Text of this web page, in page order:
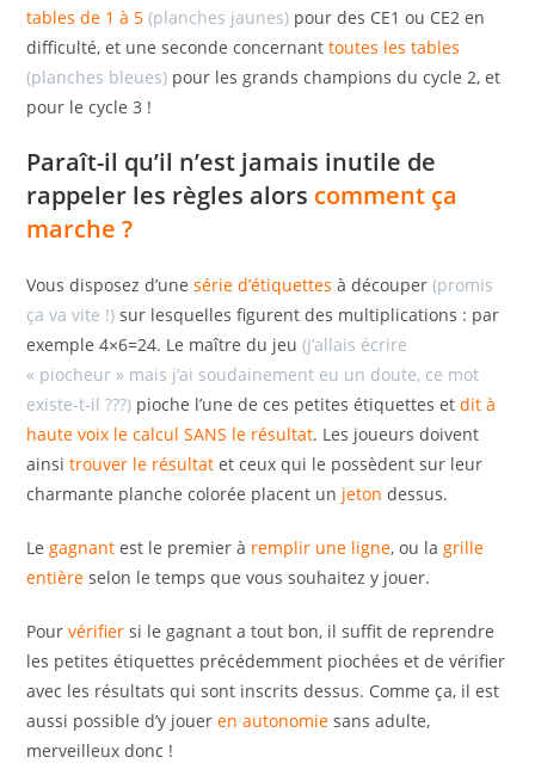
tables de 1 à 5 (planches jaunes) pour des CE1 ou CE2 en
difficulté, et une seconde concernanttoutes les tables
(planches bleues) pour les grands champions du cycle 2, et
pour le cycle 3 !
Paraît-il qu’il n’est jamais inutile de
rappeler les règles alors comment ça
marche ?
Vous disposez d’unesérie d’étiquettes à découper(promis
ça va vite !) sur lesquelles figurent des multiplications : par
exemple 4×6=24. Le maître du jeu (j’allais écrire
« piocheur » mais j’ai soudainement eu un doute, ce mot
existe-t-il ???) pioche l’une de ces petites étiquettes etdit à
haute voix le calcul SANS le résultat. Les joueurs doivent
ainsitrouver le résultat et ceux qui le possèdent sur leur
charmante planche colorée placent un jetondessus.
Legagnantest le premier à remplir une ligne, ou lagrille
entière selon le temps que vous souhaitez y jouer.
Pourvérifiersi le gagnant a tout bon, il suffit de reprendre
les petites étiquettes précédemment piochées et de vérifier
avec les résultats qui sont inscrits dessus. Comme ça, il est
aussi possible d’y joueren autonomie sans adulte,
merveilleux donc !